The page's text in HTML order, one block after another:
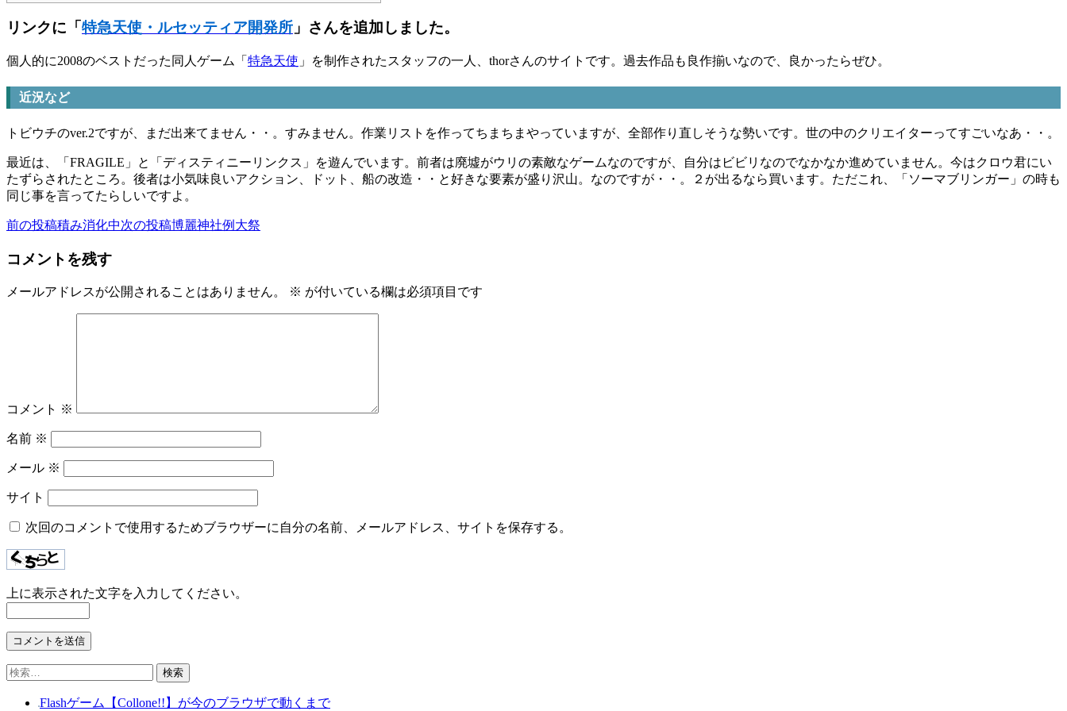
リンクに「 特急天使・ルセッティア開発所 」さんを追加しました。
個人的に2008のベストだった同人ゲーム「 特急天使 」を制作されたスタッフの一人、thorさんのサイトです。過去作品も良作揃いなので、良かったらぜひ。
近況など
トビウチのver.2ですが、まだ出来てません・・。すみません。作業リストを作ってちまちまやっていますが、全部作り直しそうな勢いです。世の中のクリエイターってすごいなあ・・。
最近は、「FRAGILE」と「ディスティニーリンクス」を遊んでいます。前者は廃墟がウリの素敵なゲームなのですが、自分はビビリなのでなかなか進めていません。今はクロウ君にい
たずらされたところ。後者は小気味良いアクション、ドット、船の改造・・と好きな要素が盛り沢山。なのですが・・。２が出るなら買います。ただこれ、「ソーマブリンガー」の時も
同じ事を言ってたらしいですよ。
投
稿
ョ
ン
前の投稿積み消化中次の投稿博麗神社例大祭
コメントを残す
メールアドレスが公開されることはありません。 ※ が付いている欄は必須項目です
コメント ※
名前 ※
メール ※
サイト
次回のコメントで使用するためブラウザーに自分の名前、メールアドレス、サイトを保存する。
上に表示された文字を入力してください。
検
Flashゲーム【Collone!!】が今のブラウザで動くまで